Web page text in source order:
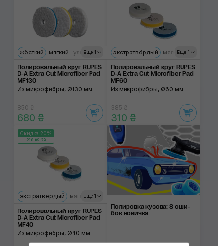
Еще 1
жёсткий мягкий ультрамягкий
Полировальный круг RUPES
D-A Extra Cut Microfiber Pad
MF130
Из микрофибры, Ø130 мм
850 ₴
680 ₴
Еще 1
экстратвёрдый мягкий
Полировальный круг RUPES
D-A Extra Cut Microfiber Pad
MF60
Из микрофибры, Ø60 мм
385 ₴
310 ₴
Скидка 20%
210:09:29
Еще 1
экстратвёрдый мягкий ультрамягкий
Полировальный круг RUPES
D-A Extra Cut Microfiber Pad
MF40
Из микрофибры, Ø40 мм
Полировка ку­зова: 8 оши­
бок нови­чка